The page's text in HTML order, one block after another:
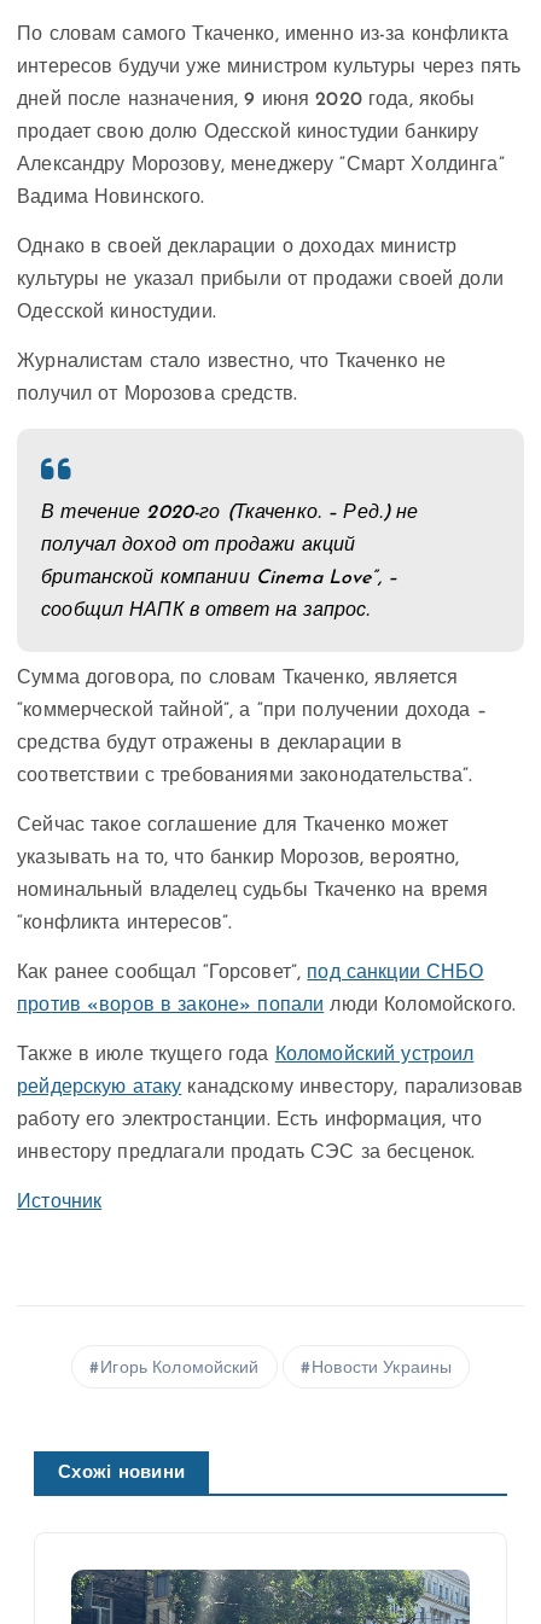
По словам самого Ткаченко, именно из-за конфликта
интересов будучи уже министром культуры через пять
дней после назначения, 9 июня 2020 года, якобы
продает свою долю Одесской киностудии банкиру
Александру Морозову, менеджеру “Смарт Холдинга”
Вадима Новинского.
Однако в своей декларации о доходах министр
культуры не указал прибыли от продажи своей доли
Одесской киностудии.
Журналистам стало известно, что Ткаченко не
получил от Морозова средств.
В течение 2020-го (Ткаченко. – Ред.) не
получал доход от продажи акций
британской компании Cinema Love”, –
сообщил НАПК в ответ на запрос.
Сумма договора, по словам Ткаченко, является
“коммерческой тайной”, а “при получении дохода –
средства будут отражены в декларации в
соответствии с требованиями законодательства”.
Сейчас такое соглашение для Ткаченко может
указывать на то, что банкир Морозов, вероятно,
номинальный владелец судьбы Ткаченко на время
“конфликта интересов”.
Как ранее сообщал “Горсовет”, под санкции СНБО
против «воров в законе» попали люди Коломойского.
Также в июле ткущего года Коломойский устроил
рейдерскую атаку канадскому инвестору, парализовав
работу его электростанции. Есть информация, что
инвестору предлагали продать СЭС за бесценок.
Источник
Игорь Коломойский Новости Украины
Схожі новини